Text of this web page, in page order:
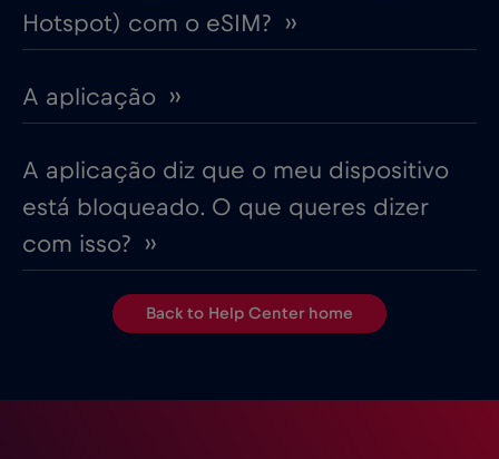
Hotspot) com o eSIM? ››
A aplicação ››
A aplicação diz que o meu dispositivo
está bloqueado. O que queres dizer
com isso? ››
Back to Help Center home